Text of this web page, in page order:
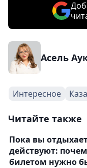
Асель
Интересное
Читайте также
Пока вы
действуют:
билетом нужно